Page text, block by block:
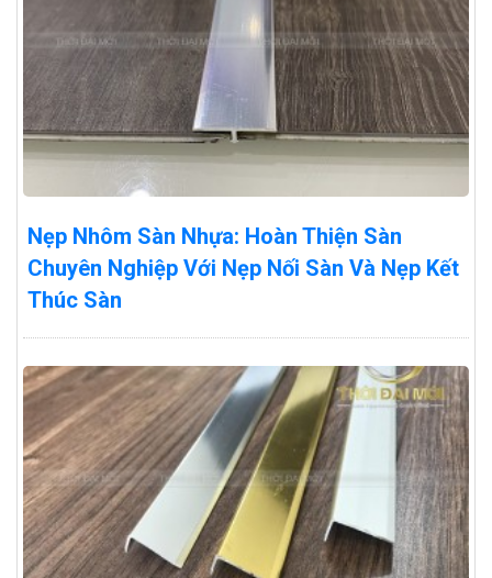
Nẹp Nhôm Sàn Nhựa: Hoàn Thiện Sàn
Chuyên Nghiệp Với Nẹp Nối Sàn Và Nẹp Kết
Thúc Sàn